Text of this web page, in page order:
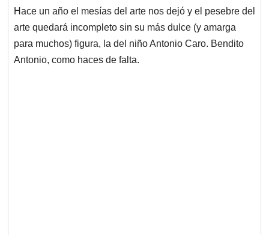
Hace un año el mesías del arte nos dejó y el pesebre del
arte quedará incompleto sin su más dulce (y amarga
para muchos) figura, la del niño Antonio Caro. Bendito
Antonio, como haces de falta.